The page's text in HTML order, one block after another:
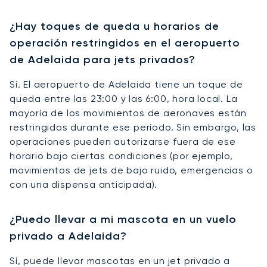
¿Hay toques de queda u horarios de
operación restringidos en el aeropuerto
de Adelaida para jets privados?
Sí. El aeropuerto de Adelaida tiene un toque de
queda entre las 23:00 y las 6:00, hora local. La
mayoría de los movimientos de aeronaves están
restringidos durante ese período. Sin embargo, las
operaciones pueden autorizarse fuera de ese
horario bajo ciertas condiciones (por ejemplo,
movimientos de jets de bajo ruido, emergencias o
con una dispensa anticipada).
¿Puedo llevar a mi mascota en un vuelo
privado a Adelaida?
Sí, puede llevar mascotas en un jet privado a